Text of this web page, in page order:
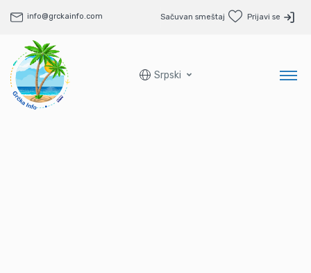
info@grckainfo.com Sačuvan smeštaj Prijavi se
Srpski